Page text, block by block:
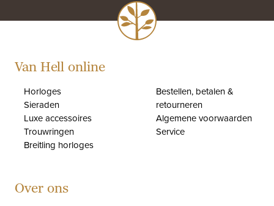
Van Hell online
Horloges
Sieraden
Luxe accessoires
Trouwringen
Breitling horloges
Bestellen, betalen &
retourneren
Algemene voorwaarden
Service
Over ons